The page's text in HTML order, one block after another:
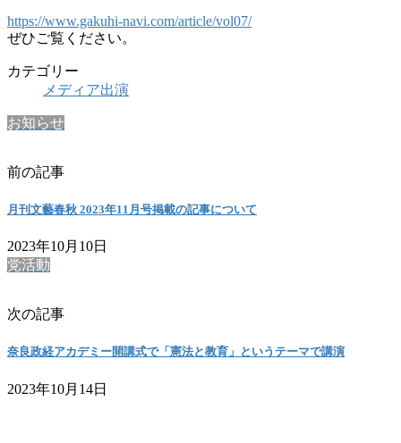
https://www.gakuhi-navi.com/article/vol07/
ぜひご覧ください。
カテゴリー
メディア出演
お知らせ
前の記事
月刊文藝春秋 2023年11月号掲載の記事について
2023年10月10日
党活動
次の記事
奈良政経アカデミー開講式で「憲法と教育」というテーマで講演
2023年10月14日